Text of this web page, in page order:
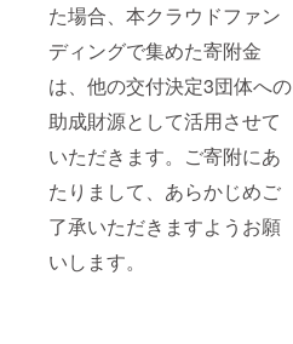
た場合、本クラウドファン
ディングで集めた寄附金
は、他の交付決定3団体への
助成財源として活用させて
いただきます。ご寄附にあ
たりまして、あらかじめご
了承いただきますようお願
いします。